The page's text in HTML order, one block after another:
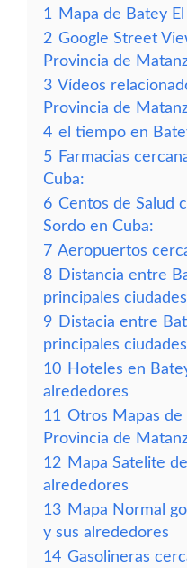
1
Mapa de Batey
2 Google Street
Provincia de
3 Vídeos
Provincia de
4 el tiempo en
5 Farmacias
Cuba:
6 Centos de Salud
Sordo en Cuba:
7 Aeropuertos
8 Distancia entre
principales
9 Distacia entre
principales
10 Hoteles en
alrededores
11 Otros Mapas de
Provincia de
12 Mapa Satelite
alrededores
13 Mapa Normal
y sus alrededores
14 Gasolineras